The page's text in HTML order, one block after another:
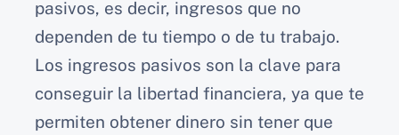
pasivos, es decir, ingresos que no
dependen de tu tiempo o de tu trabajo.
Los ingresos pasivos son la clave para
conseguir la libertad financiera, ya que te
permiten obtener dinero sin tener que